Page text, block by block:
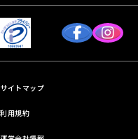
サイトマップ
利用規約